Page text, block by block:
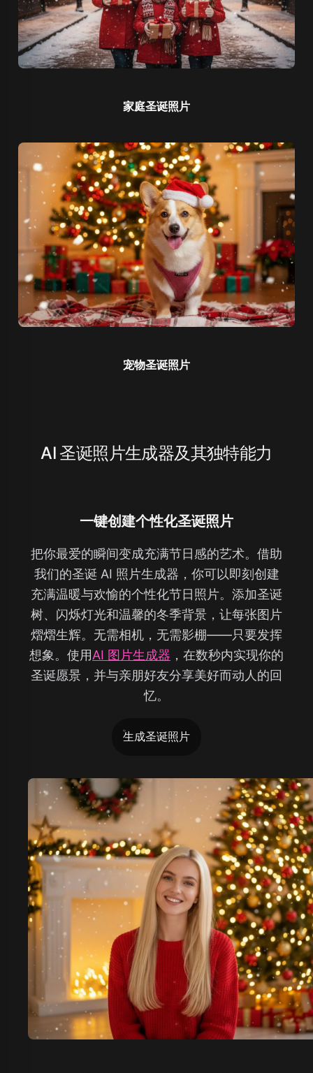
家庭圣诞照片
宠物圣诞照片
AI 圣诞照片生成器及其独特能力
一键创建个性化圣诞照片
把你最爱的瞬间变成充满节日感的艺术。借助
我们的圣诞 AI 照片生成器，你可以即刻创建
充满温暖与欢愉的个性化节日照片。添加圣诞
树、闪烁灯光和温馨的冬季背景，让每张图片
熠熠生辉。无需相机，无需影棚——只要发挥
想象。使用AI 图片生成器 ，在数秒内实现你的
圣诞愿景，并与亲朋好友分享美好而动人的回
忆。
生成圣诞照片